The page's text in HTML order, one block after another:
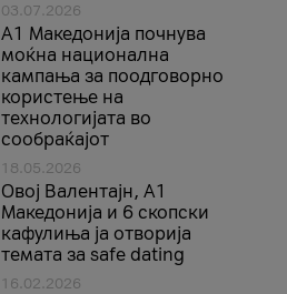
03.07.2026
A1 Македонија почнува
моќна национална
кампања за поодговорно
користење на
технологијата во
сообраќајот
18.05.2026
Овој Валентајн, A1
Македонија и 6 скопски
кафулиња ја отворија
темата за safe dating
16.02.2026